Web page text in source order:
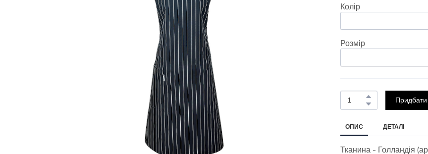
Колір
Розмір
Придбати
ОПИС ДЕТАЛІ
Тканина - Голландія